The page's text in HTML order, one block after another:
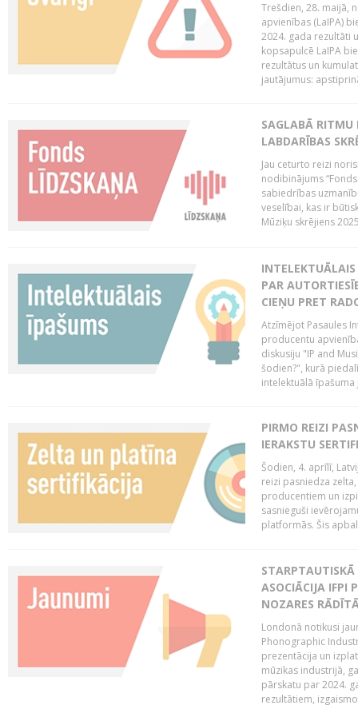
Trešdien, 28. maijā,
apvienības (LaIPA)
2024. gada rezultāti
kopsapulcē LaIPA
rezultātus un
jautājumus:
SAGLABĀ RITMU
LABDARĪBAS
Jau ceturto reizi
nodibinājums
sabiedrības
veselībai, kas ir
Mūziķu skrējiens
PAR
CIEŅU PRET
Atzīmējot Pasaules
producentu
diskusiju "IP and
šodien?", kurā
intelektuālā
PIRMO REIZI
IERAKSTU
Šodien, 4. aprīlī,
reizi pasniedza
producentiem un
sasnieguši
platformās. Šis
STARPTAUTISKĀ
ASOCIĀCIJA IFPI
NOZARES
Londonā notikusi
Phonographic
prezentācija un
mūzikas industrijā,
pārskatu par 2024.
rezultātiem,